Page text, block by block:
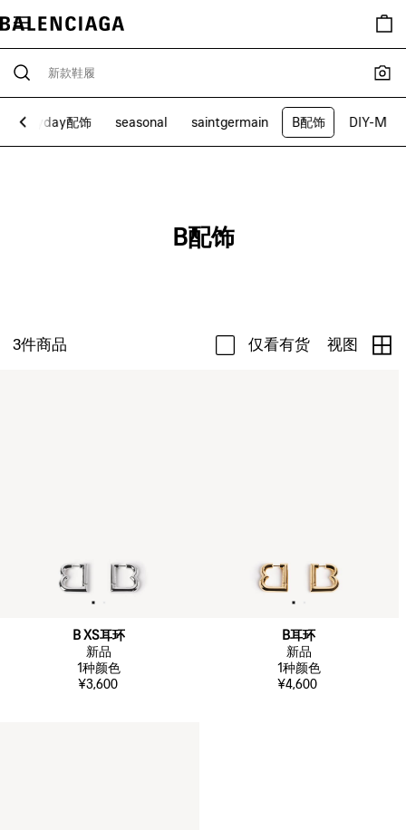
Everyday配饰 seasonal saintgermain B配饰 DIY-M
B配饰
3件商品 仅看有货 视图
B XS耳环
新品
1种颜色
¥3,600
B耳环
新品
1种颜色
¥4,600